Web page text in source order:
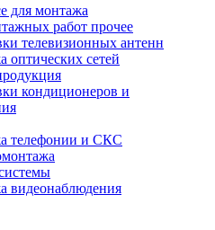
для монтажа
работ прочее
телевизионных антенн
оптических сетей
кондиционеров и
телефонии и СКС
видеонаблюдения